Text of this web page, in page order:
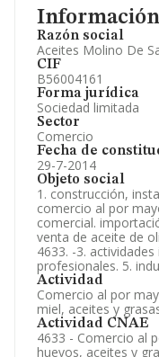
Razón social
Aceites Molino De
CIF
B56004161
Forma jurídica
Sociedad limitada
Sector
Comercio
Fecha de
29-7-2014
Objeto social
1. construcción,
comercio al por
comercial.
venta de aceite de
4633. -3.
profesionales. 5.
Actividad
Comercio al por
miel, aceites y
Actividad CNAE
4633 - Comercio al
huevos, aceites y
Información